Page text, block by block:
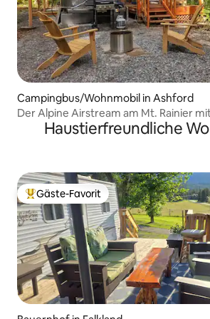
Campingbus/Wohnmobil in Ashford
Der Alpine Airstream am Mt. Rainier
Haustierfreundliche
Beliebter Gäste-Favorit.
Gäste-Favorit